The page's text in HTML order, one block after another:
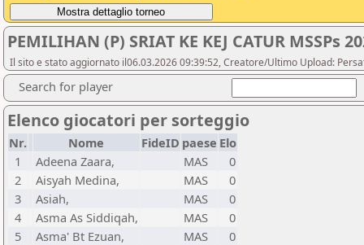
PEMILIHAN (P) SRIAT KE KEJ CATUR MSSPs
Il sito e stato aggiornato il06.03.2026 09:39:52, Creatore/Ultimo Upload:
Search for player
Elenco giocatori per sorteggio
Nr. Nome FideID paese Elo
1
Adeena Zaara, MAS
0
2
Aisyah Medina, MAS
0
3
Asiah, MAS
0
4
Asma As Siddiqah, MAS
0
5
Asma' Bt Ezuan, MAS
0